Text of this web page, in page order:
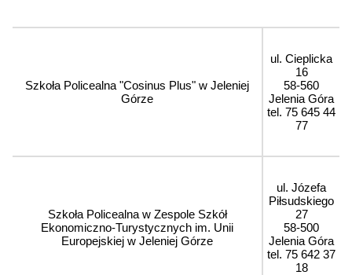
Szkoła Policealna "Cosinus Plus" w Jeleniej
Górze
ul. Cieplicka
16
58-560
Jelenia Góra
tel. 75 645 44
77
Szkoła Policealna w Zespole Szkół
Ekonomiczno-Turystycznych im. Unii
Europejskiej w Jeleniej Górze
ul. Józefa
Piłsudskiego
27
58-500
Jelenia Góra
tel. 75 642 37
18